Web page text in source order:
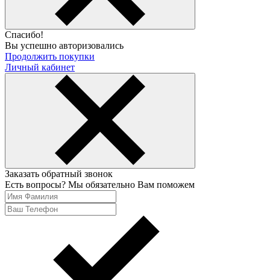
Спасибо!
Вы успешно авторизовались
Продолжить покупки
Личный кабинет
Заказать обратный звонок
Есть вопросы? Мы обязательно Вам поможем